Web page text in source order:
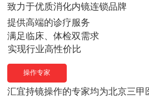
实现行业高性价比
满足临床、体检双需求
汇宜持镜操作的专家均为北京三甲
操作专家
提供高端的诊疗服务
致力于优质消化内镜连锁品牌